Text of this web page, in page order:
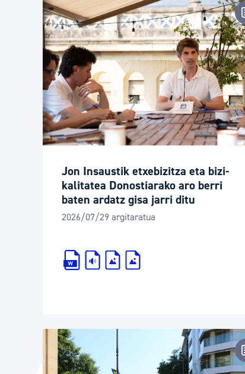
Jon Insaustik etxebizitza eta bizi-
kalitatea Donostiarako aro berri
baten ardatz gisa jarri ditu
2026/07/29 argitaratua